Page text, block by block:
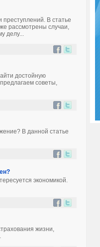
В статье
рассмотрены случаи,
делу...
достойную
советы,
В данной статье
экономикой.
жизни,